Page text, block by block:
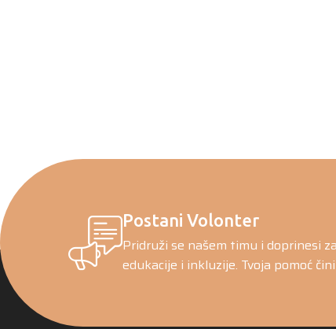
Postani Volonter
Pridruži se našem timu i doprinesi
edukacije i inkluzije. Tvoja pomoć